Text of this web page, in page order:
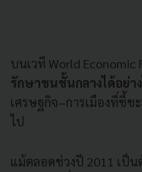
บนเวที World Economic
รักษาชนชั้นกลางได้อย่าง
เศรษฐกิจ–การเมืองที่ชี้ช
ไป
แม้ตลอดช่วงปี 2011 เป็